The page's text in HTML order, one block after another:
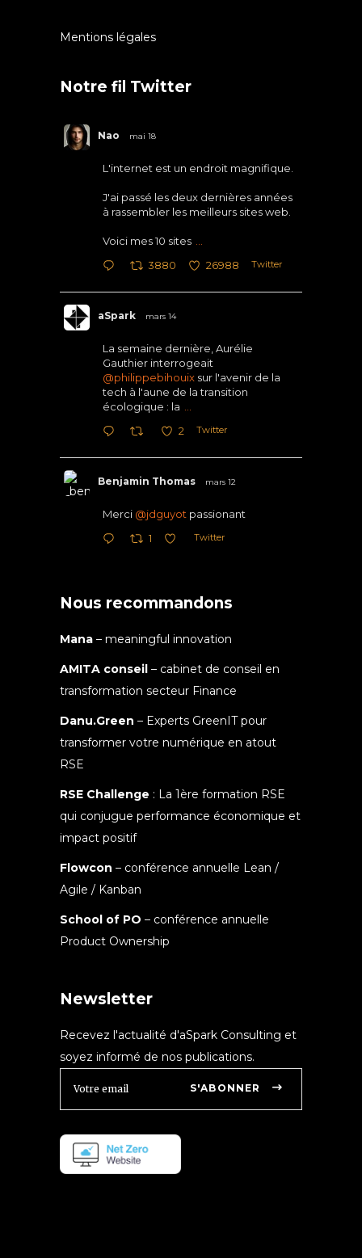
Mentions légales
Notre fil Twitter
Nao mai 18
L'internet est un endroit magnifique.
J'ai passé les deux dernières années
à rassembler les meilleurs sites web.
Voici mes 10 sites ...
3880 26988 Twitter
aSpark mars 14
La semaine dernière, Aurélie
Gauthier interrogeait
@philippebihouix sur l'avenir de la
tech à l'aune de la transition
écologique : la ...
2 Twitter
Benjamin Thomas mars 12
Merci @jdguyot passionant
1 Twitter
Nous recommandons
Mana – meaningful innovation
AMITA conseil – cabinet de conseil en
transformation secteur Finance
Danu.Green – Experts GreenIT pour
transformer votre numérique en atout
RSE
RSE Challenge : La 1ère formation RSE
qui conjugue performance économique et
impact positif
Flowcon – conférence annuelle Lean /
Agile / Kanban
School of PO – conférence annuelle
Product Ownership
Newsletter
Recevez l'actualité d'aSpark Consulting et
soyez informé de nos publications.
S'ABONNER